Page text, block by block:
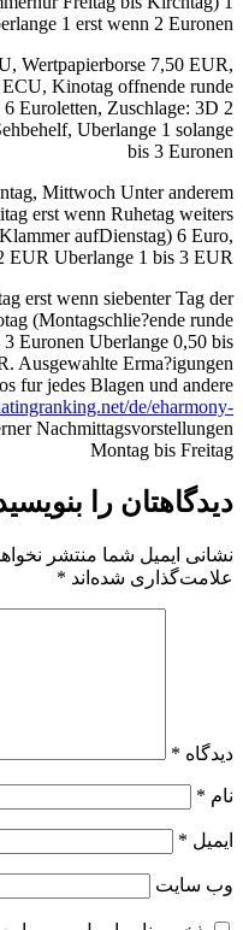
1 erst wenn 2 Euronen
Wertpapierborse 7,50 EUR,
Kinotag offnende runde
Euroletten, Zuschlage: 3D 2
Uberlange 1 solange
bis 3 Euronen
Mittwoch Unter anderem
erst wenn Ruhetag weiters
aufDienstag) 6 Euro,
EUR Uberlange 1 bis 3 EUR
erst wenn siebenter Tag der
(Montagschlie?ende runde
Euronen Uberlange 0,50 bis
Ausgewahlte Erma?igungen
fur jedes Blagen und andere
de/eharmony-
Nachmittagsvorstellungen
Montag bis Freitag
دیدگاهتان را
نشانی ایمیل شما منتشر
علامت‌گذاری شده‌اند *
دیدگاه *
نام *
ایمیل *
وب‌ سایت